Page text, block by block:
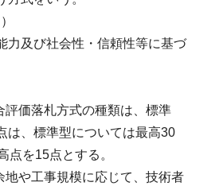
力及び社会性・信頼性等に基づ
価落札方式の種類は、標準
は、標準型については最高30
を15点とする。
や工事規模に応じて、技術者